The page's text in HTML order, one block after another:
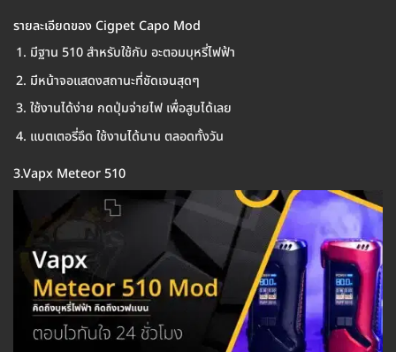
รายละเอียดของ Cigpet Capo Mod
มีฐาน 510 สำหรับใช้กับ อะตอมบุหรี่ไฟฟ้า
มีหน้าจอแสดงสถานะที่ชัดเจนสุดๆ
ใช้งานได้ง่าย กดปุ่มจ่ายไฟ เพื่อสูบได้เลย
แบตเตอรี่อึด ใช้งานได้นาน ตลอดทั้งวัน
3.Vapx Meteor 510